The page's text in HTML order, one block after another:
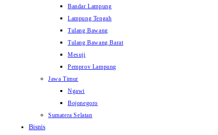
Bandar Lampung
Lampung Tengah
Tulang Bawang
Tulang Bawang Barat
Mesuji
Pemprov Lampung
Jawa Timur
Ngawi
Bojonegoro
Sumatera Selatan
Bisnis